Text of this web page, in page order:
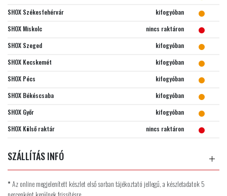
SHOX Székesfehérvár
kifogyóban
SHOX Miskolc
nincs raktáron
SHOX Szeged
kifogyóban
SHOX Kecskemét
kifogyóban
SHOX Pécs
kifogyóban
SHOX Békéscsaba
kifogyóban
SHOX Győr
kifogyóban
SHOX Külső raktár
nincs raktáron
SZÁLLÍTÁS INFÓ
*Az online megjelenített készlet első sorban tájékoztató jellegű, a készletadatok 5